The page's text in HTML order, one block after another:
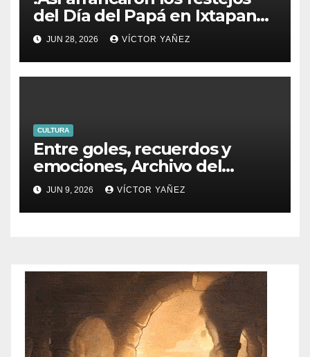
del Día del Papá en Ixtapan
de la Sal!
JUN 28, 2026 VÍCTOR YAÑEZ
CULTURA
Entre goles, recuerdos y
emociones, Archivo del
PJEdomex inauguró
exposición
JUN 9, 2026 VÍCTOR YAÑEZ